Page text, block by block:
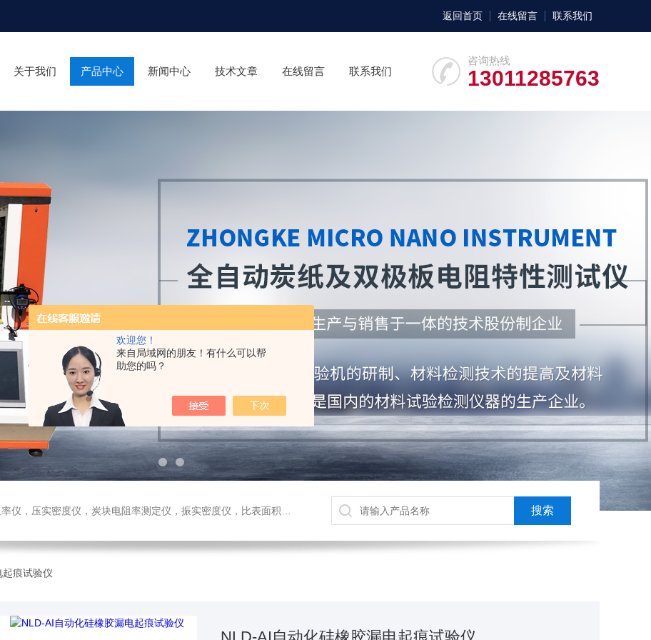
欢迎您！
来自局域网的朋友！有什么可以帮
助您的吗？
返回首页 在线留言 联系我们
咨询热线
13011285763
关于我们 产品中心 新闻中心 技术文章 在线留言 联系我们
测定仪，振实密度仪，比表面积测试仪，真密度仪，炭块热膨胀仪，炭块透气率仪，炭块二氧化碳反应测定仪
痕试验仪